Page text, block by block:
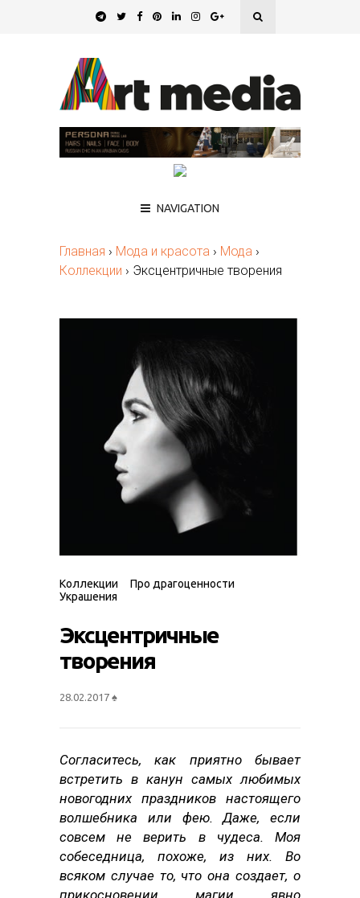
NAVIGATION
Главная › Мода и красота › Мода ›
Коллекции › Эксцентричные творения
Коллекции
Про драгоценности
Украшения
Эксцентричные
творения
28.02.2017 ♠
Согласитесь, как приятно бывает
встретить в канун самых любимых
новогодних праздников настоящего
волшебника или фею. Даже, если
совсем не верить в чудеса. Моя
собеседница, похоже, из них. Во
всяком случае то, что она создает, о